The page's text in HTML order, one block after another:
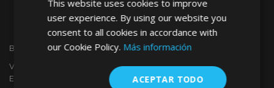
Bienvenido a VTVAUTO
VTVAUTO es distribuidor y proveedor al por mayor en
Europa, de accesorios de automóvil, tales como:
This website uses cookies to improve
user experience. By using our website you
consent to all cookies in accordance with
our Cookie Policy. Más información
ACEPTAR TODO